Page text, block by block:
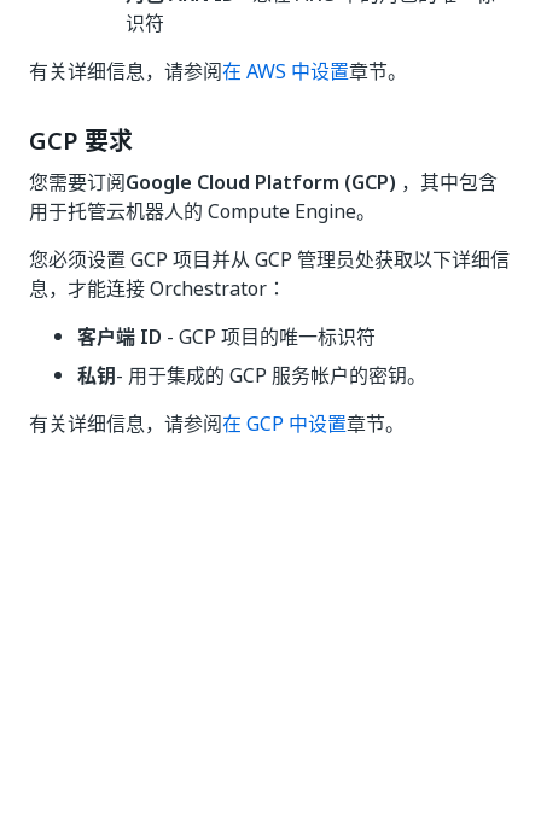
识符
有关详细信息，请参阅在 AWS 中设置章节。
GCP 要求
您需要订阅Google Cloud Platform (GCP) ，其中包含
用于托管云机器人的 Compute Engine。
您必须设置 GCP 项目并从 GCP 管理员处获取以下详细信
息，才能连接 Orchestrator：
客户端 ID - GCP 项目的唯一标识符
私钥- 用于集成的 GCP 服务帐户的密钥。
有关详细信息，请参阅在 GCP 中设置章节。